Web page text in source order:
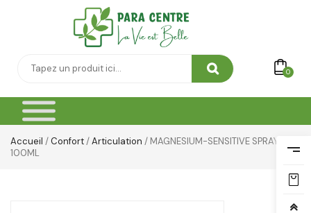
0
Accueil /Confort/Articulation / MAGNESIUM-SENSITIVE SPRAY
100ML
Toilette & Soin Bébé
Vêtement Amincissant